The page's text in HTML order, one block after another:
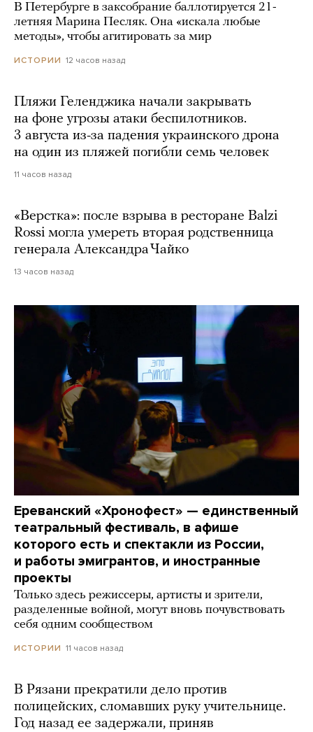
В Петербурге в заксобрание баллотируется 21-
летняя Марина Песляк. Она «искала любые
методы», чтобы агитировать за мир
ИСТОРИИ 12 часов назад
Пляжи Геленджика начали закрывать
на фоне угрозы атаки беспилотников.
3 августа из-за падения украинского дрона
на один из пляжей погибли семь человек
11 часов назад
«Верстка»: после взрыва в ресторане Balzi
Rossi могла умереть вторая родственница
генерала Александра Чайко
13 часов назад
Ереванский «Хронофест» — единственный
театральный фестиваль, в афише
которого есть и спектакли из России,
и работы эмигрантов, и иностранные
проекты
Только здесь режиссеры, артисты и зрители,
разделенные войной, могут вновь почувствовать
себя одним сообществом
ИСТОРИИ 11 часов назад
В Рязани прекратили дело против
полицейских, сломавших руку учительнице.
Год назад ее задержали, приняв